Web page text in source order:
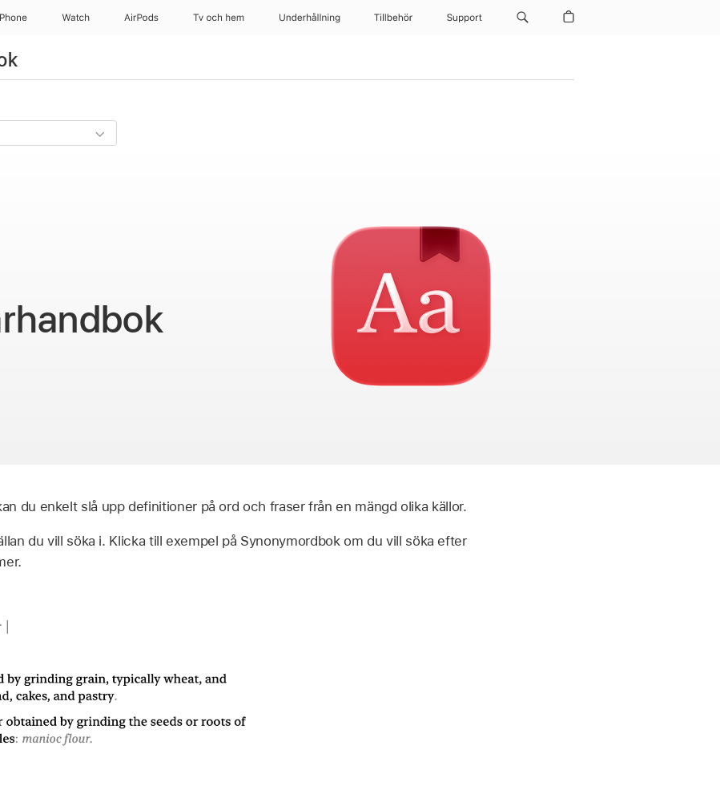
Watch AirPods Tv och hem Underhållning Tillbehör Support
du enkelt slå upp definitioner på ord och fraser från en mängd olika källor.
du vill söka i. Klicka till exempel på Synonymordbok om du vill söka efter